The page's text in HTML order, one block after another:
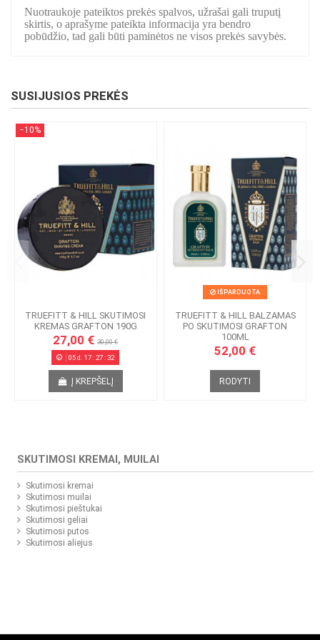
Nuotraukoje pateiktos prekės spalvos, užrašai gali truputį
skirtis, o aprašyme pateikta informacija yra bendro
pobūdžio, tad gali būti paminėtos ne visos prekės savybės.
SUSIJUSIOS PREKĖS
−10%
TRUEFITT & HILL SKUTIMOSI
KREMAS GRAFTON 190G
27,00 €30,00 €
05d. 17:27:31
Į KREPŠELĮ
IŠPARDUOTA
TRUEFITT & HILL BALZAMAS
PO SKUTIMOSI GRAFTON
100ML
52,00 €
RODYTI
SKUTIMOSI KREMAI, MUILAI
Skutimosi kremai
Skutimosi muilai
Skutimosi pieštukai
Skutimosi geliai
Skutimosi putos
Skutimosi aliejus